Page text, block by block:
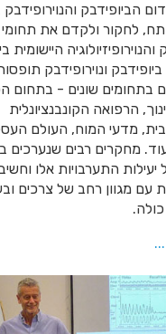
במהלך2026 יפתחו קורסים
חדשים להכשרת מטפלים
בביופידבק וקורסים מתקדמים
. הכשרת...
מכון ביוקשב - טיפול בגרייה
חשמלית tDCS בדיכאון,
שמחה לבשר על
רכשנו מכשיר לגרייה
חש...
הביופידבק
לחקור ולקדם את תחומי
והנוירופיזיולוגיה היישומית
ונוירופידבק
בתחומים שונים - בתחום
הרפואה הקונבנציונלית
מדעי המוח, העולם
מחקרים רבים שנערכים
יעילות התערבויות אלו
עם מגוון רחב של צרכים